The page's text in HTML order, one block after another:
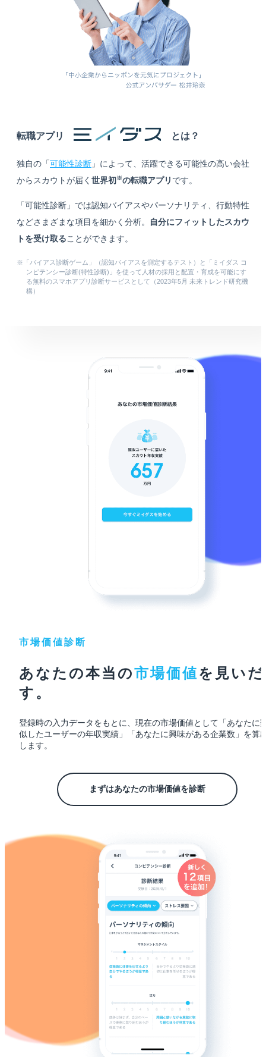
転職アプリ とは？
独自の「可能性診断 」によって、活躍できる可能性の高い会社
からスカウトが届く 世界初※の転職アプリ です。
「可能性診断」では認知バイアスやパーソナリティ、行動特性
などさまざまな項目を細かく分析。
自分にフィットしたスカウ
トを受け取ることができます。
「バイアス診断ゲーム」（認知バイアスを測定するテスト）と「ミイダス コ
ンピテンシー診断(特性診断)」を使って人材の採用と配置・育成を可能にす
る無料のスマホアプリ診断サービスとして（2023年5月 未来トレンド研究機
構）
市場価値診断
あなたの本当の市場価値を 見いだ
す。
登録時の入力データをもとに、現在の市場価値として「あなたに
似したユーザーの年収実績」「あなたに興味がある企業数」を算
します。
まずはあなたの市場価値を診断